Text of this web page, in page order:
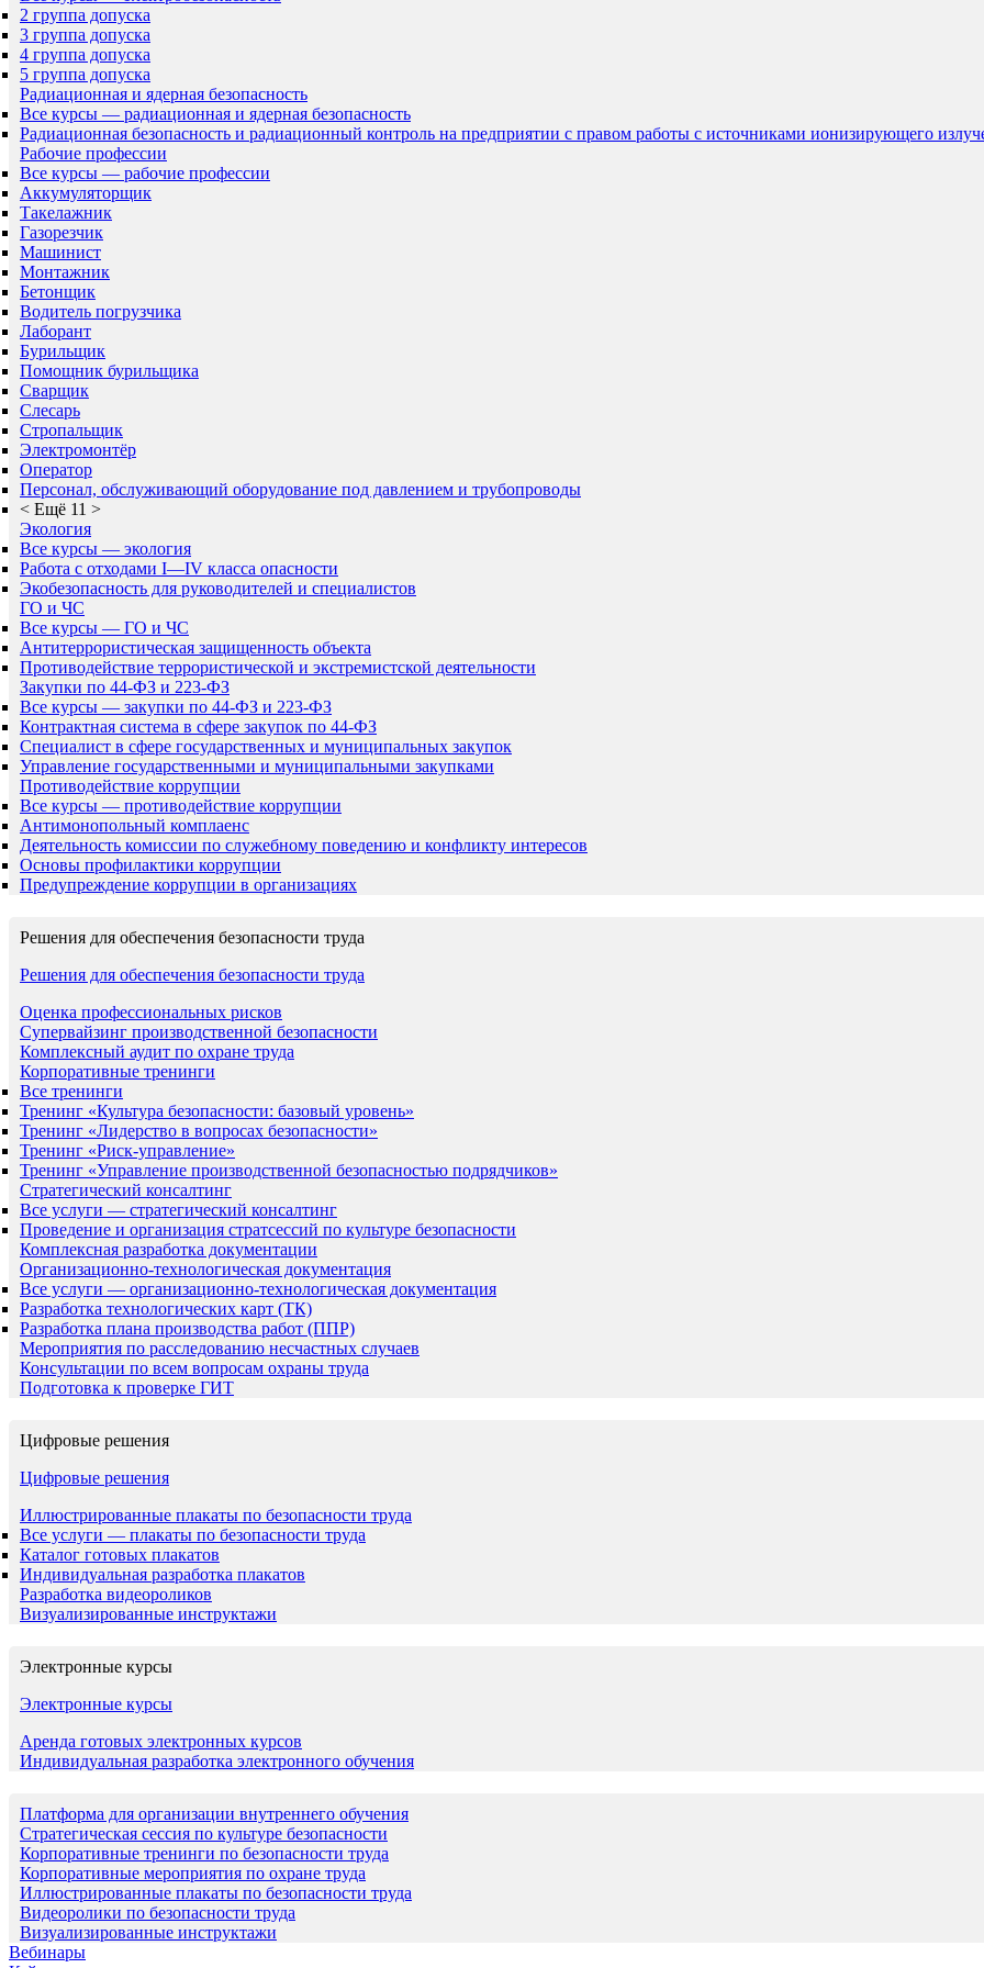
2 группа допуска
3 группа допуска
4 группа допуска
5 группа допуска
Радиационная и ядерная безопасность
Все курсы — радиационная и ядерная безопасность
Радиационная безопасность и радиационный контроль на предприятии с правом работы с источниками ионизирующего
Рабочие профессии
Все курсы — рабочие профессии
Аккумуляторщик
Такелажник
Газорезчик
Машинист
Монтажник
Бетонщик
Водитель погрузчика
Лаборант
Бурильщик
Помощник бурильщика
Сварщик
Слесарь
Стропальщик
Электромонтёр
Оператор
Персонал, обслуживающий оборудование под давлением и трубопроводы
< Ещё 11 >
Экология
Все курсы — экология
Работа с отходами I—IV класса опасности
Экобезопасность для руководителей и специалистов
ГО и ЧС
Все курсы — ГО и ЧС
Антитеррористическая защищенность объекта
Противодействие террористической и экстремистской деятельности
Закупки по 44-ФЗ и 223-ФЗ
Все курсы — закупки по 44-ФЗ и 223-ФЗ
Контрактная система в сфере закупок по 44-ФЗ
Специалист в сфере государственных и муниципальных закупок
Управление государственными и муниципальными закупками
Противодействие коррупции
Все курсы — противодействие коррупции
Антимонопольный комплаенс
Деятельность комиссии по служебному поведению и конфликту интересов
Основы профилактики коррупции
Предупреждение коррупции в организациях
Решения для обеспечения безопасности труда
Решения для обеспечения безопасности труда
Оценка профессиональных рисков
Супервайзинг производственной безопасности
Комплексный аудит по охране труда
Корпоративные тренинги
Все тренинги
Тренинг «Культура безопасности: базовый уровень»
Тренинг «Лидерство в вопросах безопасности»
Тренинг «Риск-управление»
Тренинг «Управление производственной безопасностью подрядчиков»
Стратегический консалтинг
Все услуги — стратегический консалтинг
Проведение и организация стратсессий по культуре безопасности
Комплексная разработка документации
Организационно-технологическая документация
Все услуги — организационно-технологическая документация
Разработка технологических карт (ТК)
Разработка плана производства работ (ППР)
Мероприятия по расследованию несчастных случаев
Консультации по всем вопросам охраны труда
Подготовка к проверке ГИТ
Цифровые решения
Цифровые решения
Иллюстрированные плакаты по безопасности труда
Все услуги — плакаты по безопасности труда
Каталог готовых плакатов
Индивидуальная разработка плакатов
Разработка видеороликов
Визуализированные инструктажи
Электронные курсы
Электронные курсы
Аренда готовых электронных курсов
Индивидуальная разработка электронного обучения
Платформа для организации внутреннего обучения
Стратегическая сессия по культуре безопасности
Корпоративные тренинги по безопасности труда
Корпоративные мероприятия по охране труда
Иллюстрированные плакаты по безопасности труда
Видеоролики по безопасности труда
Визуализированные инструктажи
Вебинары